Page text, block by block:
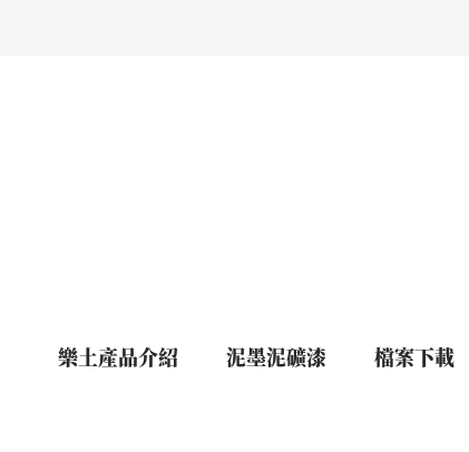
樂土產品介紹
泥墨泥礦漆 檔案下載